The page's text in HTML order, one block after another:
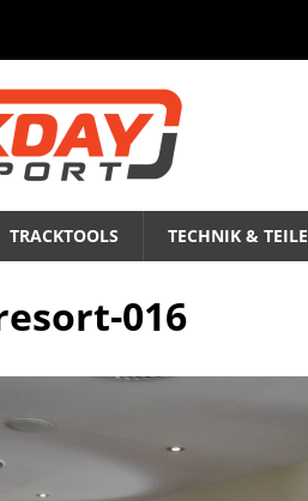
TRACKTOOLS TECHNIK & TEILE
016